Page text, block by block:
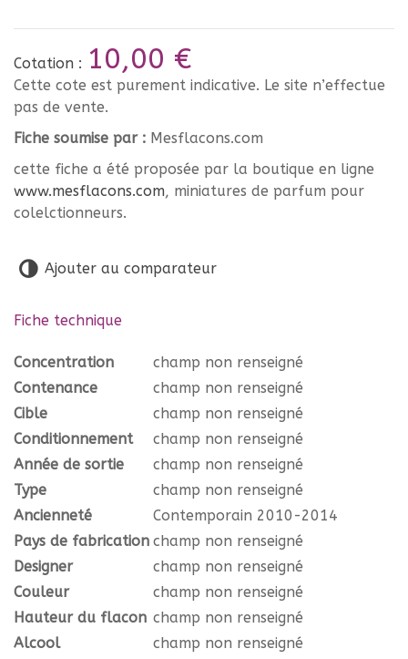
Cotation : 10,00 €
Cette cote est purement indicative. Le site n’effectue
pas de vente.
Fiche soumise par : Mesflacons.com
cette fiche a été proposée par la boutique en ligne
www.mesflacons.com, miniatures de parfum pour
colelctionneurs.
Ajouter au comparateur
Fiche technique
Concentration
champ non renseigné
Contenance
champ non renseigné
Cible
champ non renseigné
Conditionnement
champ non renseigné
Année de sortie
champ non renseigné
Type
champ non renseigné
Ancienneté
Contemporain 2010-2014
Pays de fabrication champ non renseigné
Designer
champ non renseigné
Couleur
champ non renseigné
Hauteur du flacon champ non renseigné
Alcool
champ non renseigné